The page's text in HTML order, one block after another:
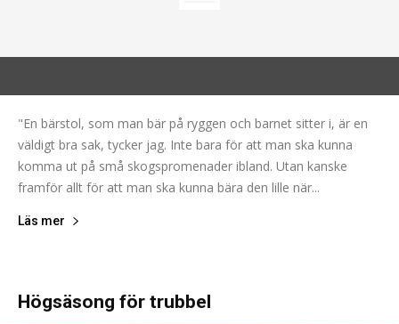
"En bärstol, som man bär på ryggen och barnet sitter i, är en
väldigt bra sak, tycker jag. Inte bara för att man ska kunna
komma ut på små skogspromenader ibland. Utan kanske
framför allt för att man ska kunna bära den lille när...
Läs mer
Högsäsong för trubbel